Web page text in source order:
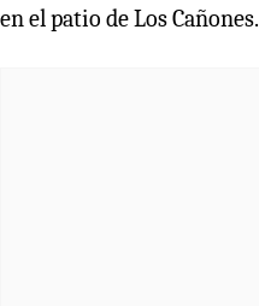
en el patio de Los Cañones.